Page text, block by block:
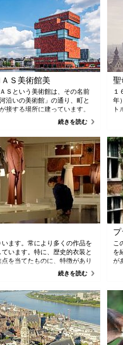
ＡＳ美術館美
Ｓという美術館は、その名前
河沿いの美術館」の通り、町と
接する場所に建っています。
胆な建築による６０メートルの
は、アントワープの新しいラン
ークです。ＭＡＳは、この町
多様性に焦点当てて、過去およ
在の文化の様々な接点を見せ
れます。美術館のコレクショ
、町、港および世界の歴史を
っています。
続きを読む
聖
１
年
ト
ク
聖
様
の
で
イ
の
ト
し
ん
ます。常により多くの作品を
います。特に、歴史的衣装と
を当てたものに、特徴があり
続きを読む
こ
を
が